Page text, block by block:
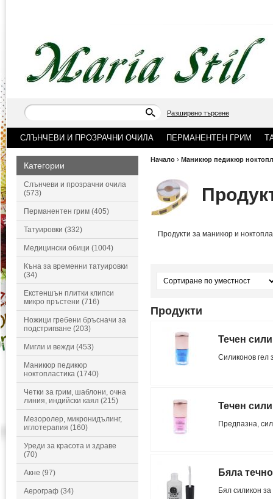
Разширено търсене
СЛЪНЧЕВИ И ПРОЗРАЧНИ ОЧИЛА ПЕРМАНЕНТЕН ГРИМ
Категории
Слънчеви и прозрачни очила
(573)
Перманентен грим (405)
Татуировки (332)
Медицински обици (1004)
Къна за временни татуировки
(34)
Екстеншън плитки клипси
микро пръстени (716)
Ножици гребени бръсначи за
подстригване (203)
Мигли и вежди (453)
Маникюр педикюр
ноктопластика (1740)
Четки за грим, шаблони, очна
линия, индийски каял (215)
Мезоролер, микронидълинг,
иглотерапия (160)
Уреди за красота и здраве
(70)
Акне (97)
Аерограф (34)
Начало › Маникюр педикюр
Продукти за маникюр и
Продукти
Течен
Силиконов гел
Течен
Предпазна,
Бяла
Бял силикон